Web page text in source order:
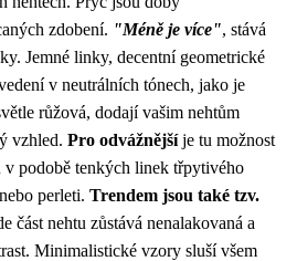
zdobení. "Méně je více", stává
Jemné linky, decentní geometrické
v neutrálních tónech, jako je
růžová, dodají vašim nehtům
vzhled. Pro odvážnějšíje tu možnost
podobě tenkých linek třpytivého
perleti. Trendem jsou také tzv.
část nehtu zůstává nenalakovaná a
Minimalistické vzory sluší všem